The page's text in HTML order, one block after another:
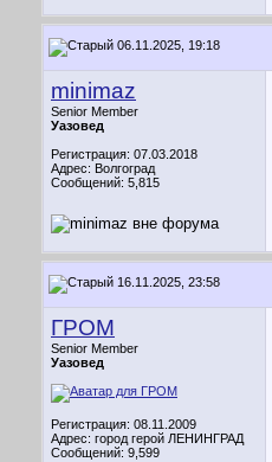
06.11.2025, 19:18
minimaz
Senior Member
Уазовед
Регистрация: 07.03.2018
Адрес: Волгоград
Сообщений: 5,815
16.11.2025, 23:58
ГРОМ
Senior Member
Уазовед
Регистрация: 08.11.2009
Адрес: город герой ЛЕНИНГРАД
Сообщений: 9,599